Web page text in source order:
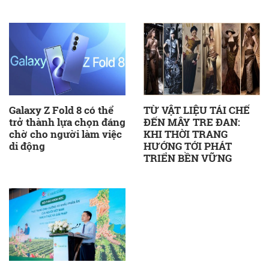
Galaxy Z Fold 8 có thể
trở thành lựa chọn đáng
chờ cho người làm việc
di động
TỪ VẬT LIỆU TÁI CHẾ
ĐẾN MÂY TRE ĐAN:
KHI THỜI TRANG
HƯỚNG TỚI PHÁT
TRIỂN BỀN VỮNG